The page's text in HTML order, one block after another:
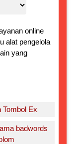
online
alat pengelola
yang
Tombol Ex
badwords